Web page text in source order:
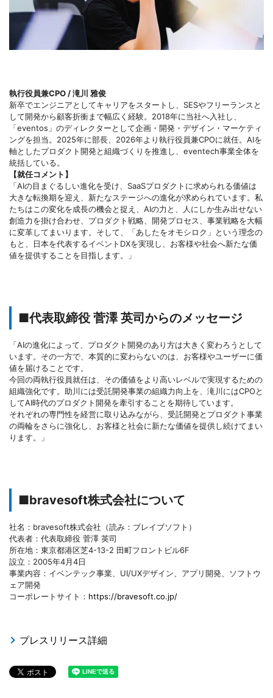
執行役員兼CPO / 滝川 雅俊
新卒でエンジニアとしてキャリアをスタートし、SESやフリーランスと
して開発から顧客折衝まで幅広く経験。2018年に当社へ入社し、
「eventos」のディレクターとして企画・開発・デザイン・マーケティ
ングを担当。2025年に部長、2026年より執行役員兼CPOに就任。AIを
軸としたプロダクト開発と組織づくりを推進し、eventech事業全体を
統括している。
【就任コメント】
「AIの目まぐるしい進化を受け、SaaSプロダクトに求められる価値は
大きな転換期を迎え、新たなステージへの進化が求められています。私
たちはこの変化を成長の機会と捉え、AIの力と、人にしか生み出せない
創造力を掛け合わせ、プロダクト戦略、開発プロセス、事業戦略を大幅
に変革してまいります。そして、「あしたをオモシロク」という理念の
もと、日本を代表するイベントDXを実現し、お客様や社会へ新たな価
値を提供することを目指します。」
■代表取締役 菅澤 英司からのメッセージ
「AIの進化によって、プロダクト開発のあり方は大きく変わろうとして
います。その一方で、本質的に変わらないのは、お客様やユーザーに価
値を届けることです。
今回の両執行役員就任は、その価値をより高いレベルで実現するための
組織強化です。助川には受託開発事業の組織力向上を、滝川にはCPOと
してAI時代のプロダクト開発を牽引することを期待しています。
それぞれの専門性を経営に取り込みながら、受託開発とプロダクト事業
の両輪をさらに強化し、お客様と社会に新たな価値を提供し続けてまい
ります。」
■bravesoft株式会社について
社名：bravesoft株式会社（読み：ブレイブソフト）
代表者：代表取締役 菅澤 英司
所在地：東京都港区芝4-13-2 田町フロントビル6F
設立：2005年4月4日
事業内容：イベンテック事業、UI/UXデザイン、アプリ開発、ソフトウ
ェア開発
コーポレートサイト： https://bravesoft.co.jp/
プレスリリース詳細